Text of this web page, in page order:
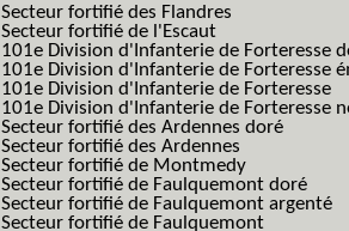
Secteur fortifié des Flandres
Secteur fortifié de l'Escaut
101e Division d'Infanterie de Forteresse
101e Division d'Infanterie de Forteresse
101e Division d'Infanterie de Forteresse
101e Division d'Infanterie de Forteresse
Secteur fortifié des Ardennes doré
Secteur fortifié des Ardennes
Secteur fortifié de Montmedy
Secteur fortifié de Faulquemont doré
Secteur fortifié de Faulquemont argenté
Secteur fortifié de Faulquemont